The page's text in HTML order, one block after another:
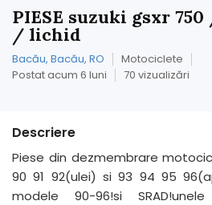
PIESE suzuki gsxr
/ lichid
Bacău, Bacău, RO
Motociclete
Postat acum 6 luni
70 vizualizări
Descriere
Piese din dezmembrare
90 91 92(ulei) si 93 94 95
modele 90-96!si